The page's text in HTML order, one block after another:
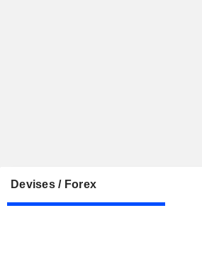
Devises / Forex